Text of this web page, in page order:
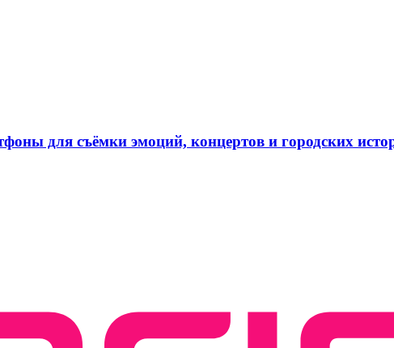
для съёмки эмоций, концертов и городских